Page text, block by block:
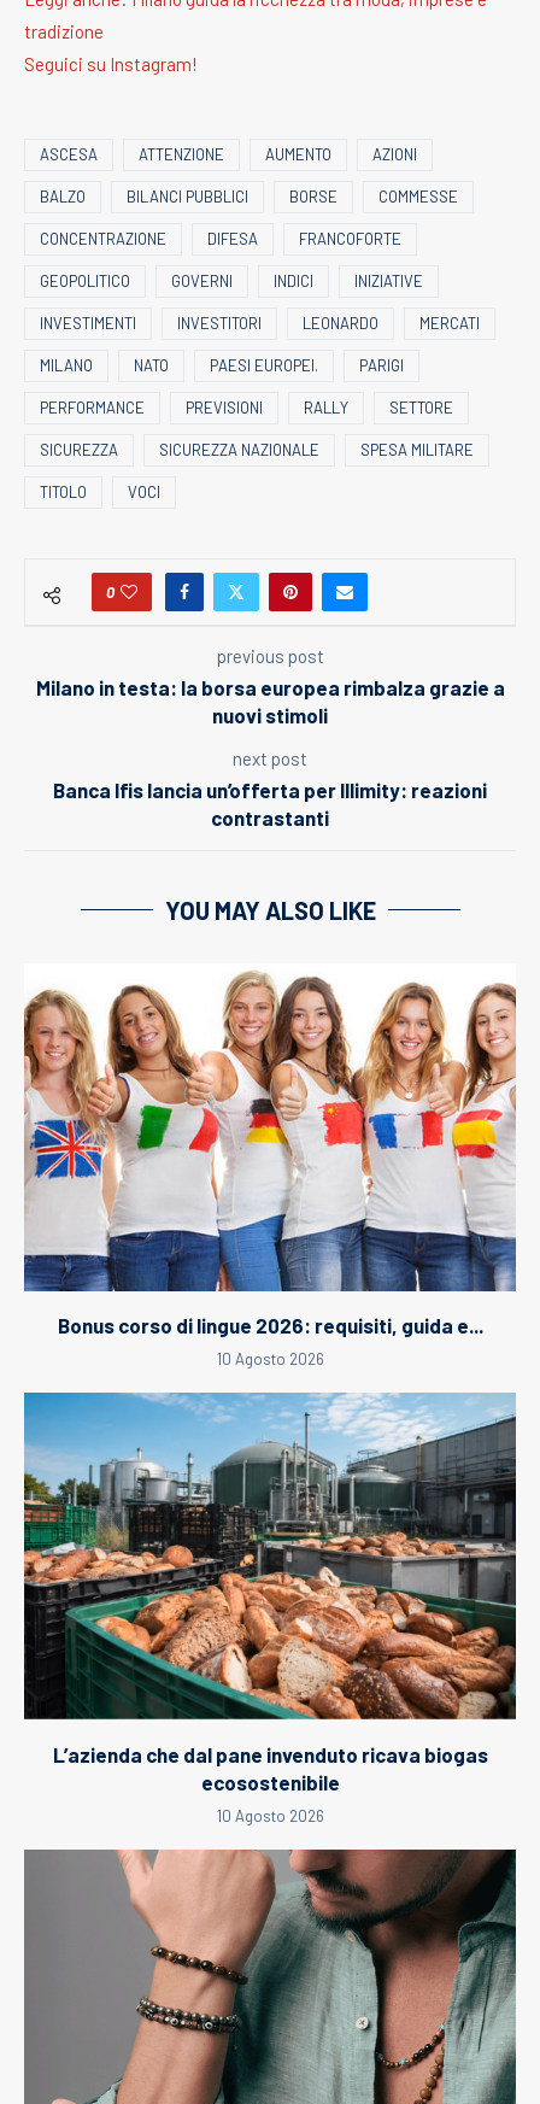
tradizione
Seguici su Instagram!
ASCESA ATTENZIONE AUMENTO AZIONI
BALZO BILANCI PUBBLICI BORSE COMMESSE
CONCENTRAZIONE DIFESA FRANCOFORTE
GEOPOLITICO GOVERNI INDICI INIZIATIVE
INVESTIMENTI INVESTITORI LEONARDO MERCATI
MILANO NATO PAESI EUROPEI. PARIGI
PERFORMANCE PREVISIONI RALLY SETTORE
SICUREZZA SICUREZZA NAZIONALE SPESA MILITARE
TITOLO VOCI
0
previous post
Milano in testa: la borsa europea rimbalza grazie a
nuovi stimoli
next post
Banca Ifis lancia un’offerta per Illimity: reazioni
contrastanti
YOU MAY ALSO LIKE
Bonus corso di lingue 2026: requisiti, guida e...
10 Agosto 2026
L’azienda che dal pane invenduto ricava biogas
ecosostenibile
10 Agosto 2026